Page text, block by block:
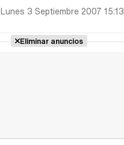
Lunes 3 Septiembre 2007 15:13
Eliminar anuncios